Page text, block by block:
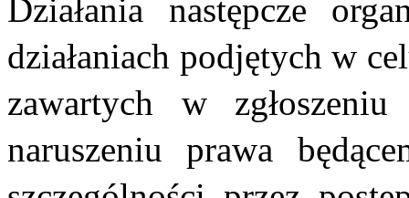
Działania następcze
działaniach podjętych w
zawartych w
naruszeniu prawa